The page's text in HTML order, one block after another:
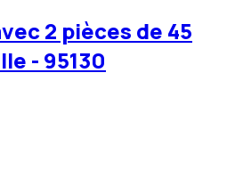
2 pièces de 45
- 95130